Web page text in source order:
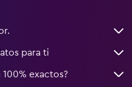
para ti
exactos?